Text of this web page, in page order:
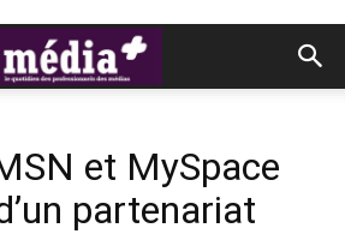
et MySpace
partenariat